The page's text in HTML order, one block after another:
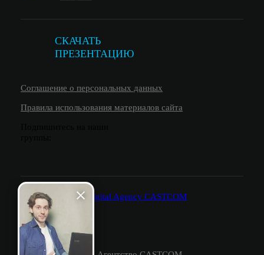
СКАЧАТЬ
ПРЕЗЕНТАЦИЮ
Соглашение о персональных данных
Правила использования материалов сайта